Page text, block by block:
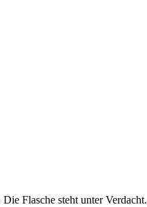
Flasche steht unter Verdacht.